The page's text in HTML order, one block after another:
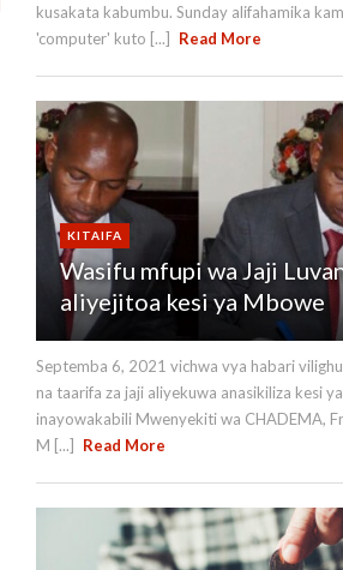
kusakata kabumbu. Sunday alifahamika
'computer' kuto [...]
Read More
KITAIFA
Wasifu mfupi wa Jaji
aliyejitoa kesi ya Mbowe
Septemba 6, 2021 vichwa vya habari
na taarifa za jaji aliyekuwa anasikiliza kesi
inayowakabili Mwenyekiti wa CHADEMA,
M [...]
Read More